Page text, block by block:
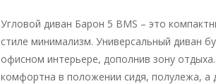
Угловой диван Барон 5 BMS – это
стиле минимализм. Универсальный диван
офисном интерьере, дополнив зону
комфортна в положении сидя, полулежа, а